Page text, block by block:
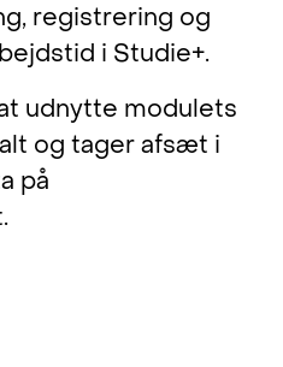
registrering og
i Studie+.
udnytte modulets
og tager afsæt i
på